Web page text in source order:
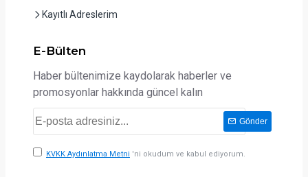
Kayıtlı Adreslerim
E-Bülten
Haber bültenimize kaydolarak haberler ve
promosyonlar hakkında güncel kalın
Gönder
KVKK Aydınlatma Metni 'ni okudum ve kabul ediyorum.